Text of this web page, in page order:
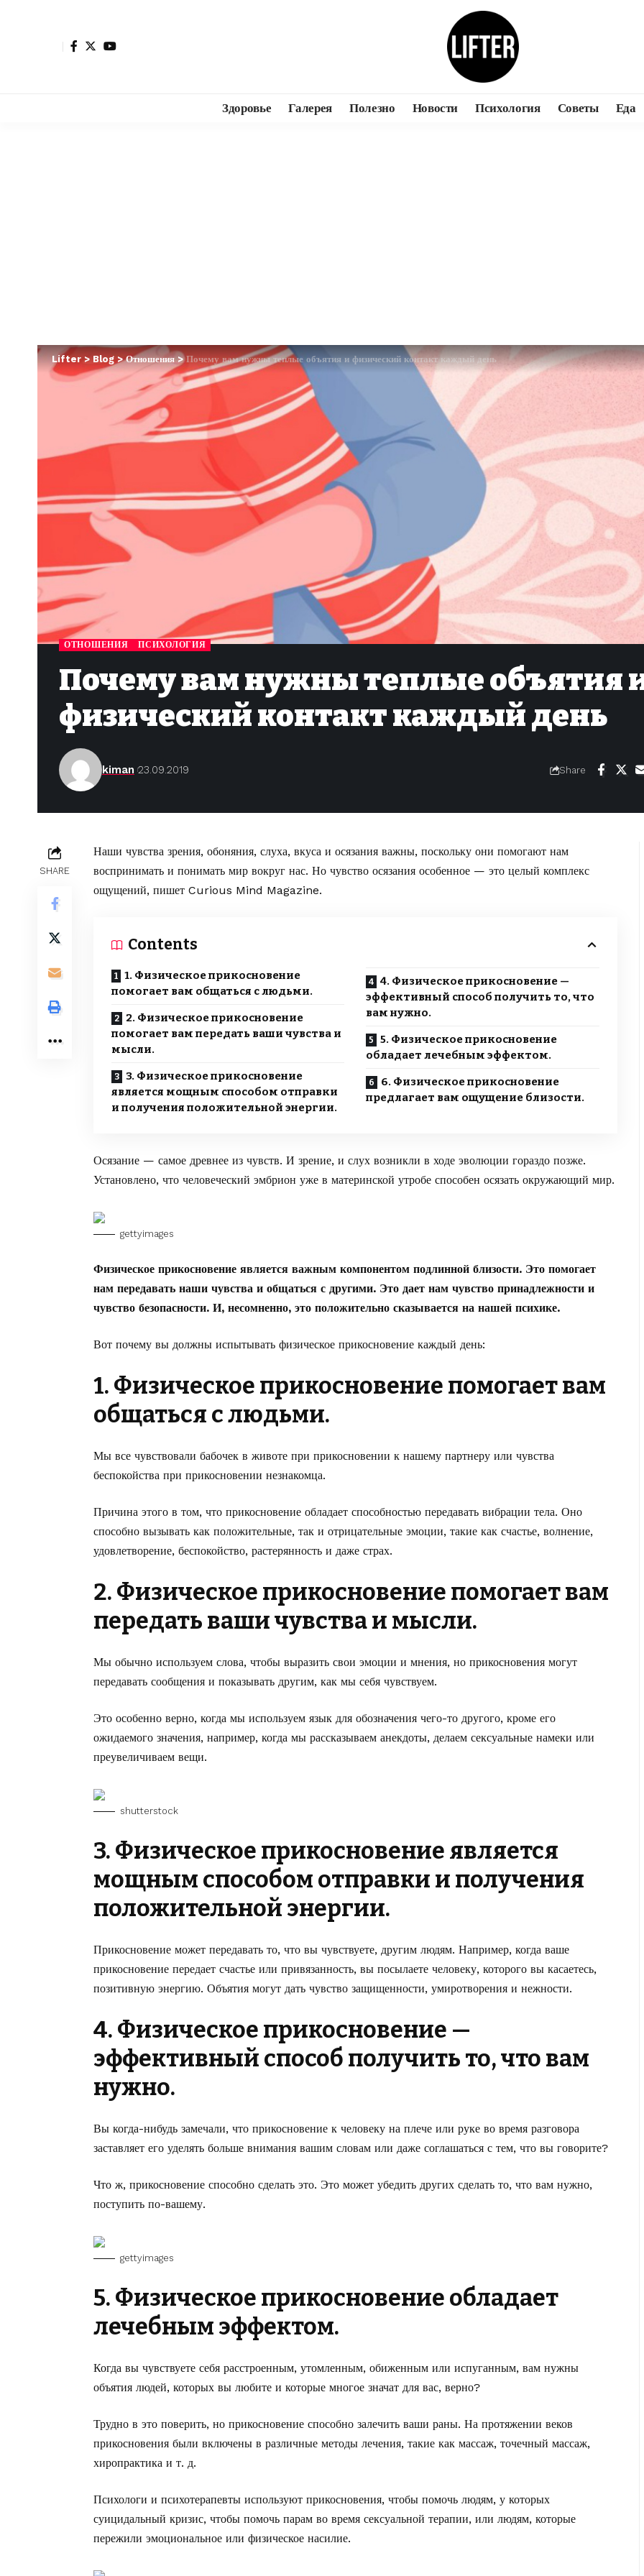
Здоровье Галерея Полезно Новости Психология Советы Еда
Lifter>Blog>Отношения>Почему вам нужны теплые объятия и физический контакт каждый день
ОТНОШЕНИЯ ПСИХОЛОГИЯ
Почему вам нужны теплые объятия
физический контакт каждый день
kiman 23.09.2019 Share
SHARE
Наши чувства зрения, обоняния, слуха, вкуса и осязания важны, поскольку они помогают нам
воспринимать и понимать мир вокруг нас. Но чувство осязания особенное — это целый комплекс
ощущений, пишет Curious Mind Magazine.
Contents
1. Физическое прикосновение
помогает вам общаться с людьми.
2. Физическое прикосновение
помогает вам передать ваши чувства и
мысли.
3. Физическое прикосновение
является мощным способом отправки
и получения положительной энергии.
4. Физическое прикосновение —
эффективный способ получить то, что
вам нужно.
5. Физическое прикосновение
обладает лечебным эффектом.
6. Физическое прикосновение
предлагает вам ощущение близости.
Осязание — самое древнее из чувств. И зрение, и слух возникли в ходе эволюции гораздо позже.
Установлено, что человеческий эмбрион уже в материнской утробе способен осязать окружающий мир.
gettyimages
Физическое прикосновение является важным компонентом подлинной близости. Это помогает
нам передавать наши чувства и общаться с другими. Это дает нам чувство принадлежности и
чувство безопасности. И, несомненно, это положительно сказывается на нашей психике.
Вот почему вы должны испытывать физическое прикосновение каждый день:
1. Физическое прикосновение помогает вам
общаться с людьми.
Мы все чувствовали бабочек в животе при прикосновении к нашему партнеру или чувства
беспокойства при прикосновении незнакомца.
Причина этого в том, что прикосновение обладает способностью передавать вибрации тела. Оно
способно вызывать как положительные, так и отрицательные эмоции, такие как счастье, волнение,
удовлетворение, беспокойство, растерянность и даже страх.
2. Физическое прикосновение помогает вам
передать ваши чувства и мысли.
Мы обычно используем слова, чтобы выразить свои эмоции и мнения, но прикосновения могут
передавать сообщения и показывать другим, как мы себя чувствуем.
Это особенно верно, когда мы используем язык для обозначения чего-то другого, кроме его
ожидаемого значения, например, когда мы рассказываем анекдоты, делаем сексуальные намеки или
преувеличиваем вещи.
shutterstock
3. Физическое прикосновение является
мощным способом отправки и получения
положительной энергии.
Прикосновение может передавать то, что вы чувствуете, другим людям. Например, когда ваше
прикосновение передает счастье или привязанность, вы посылаете человеку, которого вы касаетесь,
позитивную энергию. Объятия могут дать чувство защищенности, умиротворения и нежности.
4. Физическое прикосновение —
эффективный способ получить то, что вам
нужно.
Вы когда-нибудь замечали, что прикосновение к человеку на плече или руке во время разговора
заставляет его уделять больше внимания вашим словам или даже соглашаться с тем, что вы говорите?
Что ж, прикосновение способно сделать это. Это может убедить других сделать то, что вам нужно,
поступить по-вашему.
gettyimages
5. Физическое прикосновение обладает
лечебным эффектом.
Когда вы чувствуете себя расстроенным, утомленным, обиженным или испуганным, вам нужны
объятия людей, которых вы любите и которые многое значат для вас, верно?
Трудно в это поверить, но прикосновение способно залечить ваши раны. На протяжении веков
прикосновения были включены в различные методы лечения, такие как массаж, точечный массаж,
хиропрактика и т. д.
Психологи и психотерапевты используют прикосновения, чтобы помочь людям, у которых
суицидальный кризис, чтобы помочь парам во время сексуальной терапии, или людям, которые
пережили эмоциональное или физическое насилие.